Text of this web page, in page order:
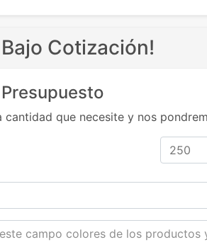
Bajo Cotización!
cantidad que necesite y nos